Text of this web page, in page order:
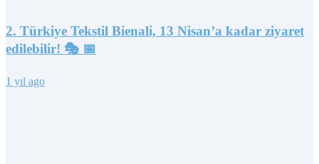
2. Türkiye Tekstil Bienali, 13 Nisan’a kadar ziyaret
edilebilir! 🎭 📅
1 yıl ago